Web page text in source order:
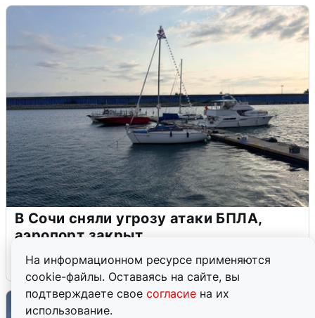
На информационном ресурсе применяются
cookie-файлы. Оставаясь на сайте, вы
подтверждаете свое согласие на их
использование.
В Сочи сняли угрозу атаки БПЛА,
аэропорт закрыт
6 августа 0